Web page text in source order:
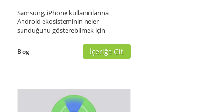
Samsung, iPhone kullanıcılarına
Android ekosisteminin neler
sunduğunu gösterebilmek için
Blog İçeriğe Git